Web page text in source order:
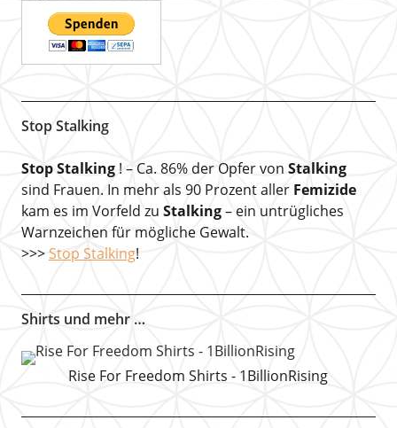
Stop Stalking
Stop Stalking! – Ca. 86% der Opfer von Stalking
sind Frauen. In mehr als 90 Prozent aller Femizide
kam es im Vorfeld zu Stalking– ein untrügliches
Warnzeichen für mögliche Gewalt.
>>> Stop Stalking!
Shirts und mehr …
Rise For Freedom Shirts - 1BillionRising